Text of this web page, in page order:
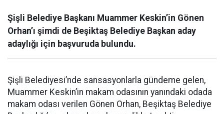
Şişli Belediye Başkanı Muammer Keskin’in Gönen
Orhan’ı şimdi de Beşiktaş Belediye Başkan aday
adaylığı için başvuruda bulundu.
Şişli Belediyesi’nde sansasyonlarla gündeme gelen,
Muammer Keskin’in makam odasının yanındaki odada
makam odası verilen Gönen Orhan, Beşiktaş Belediye